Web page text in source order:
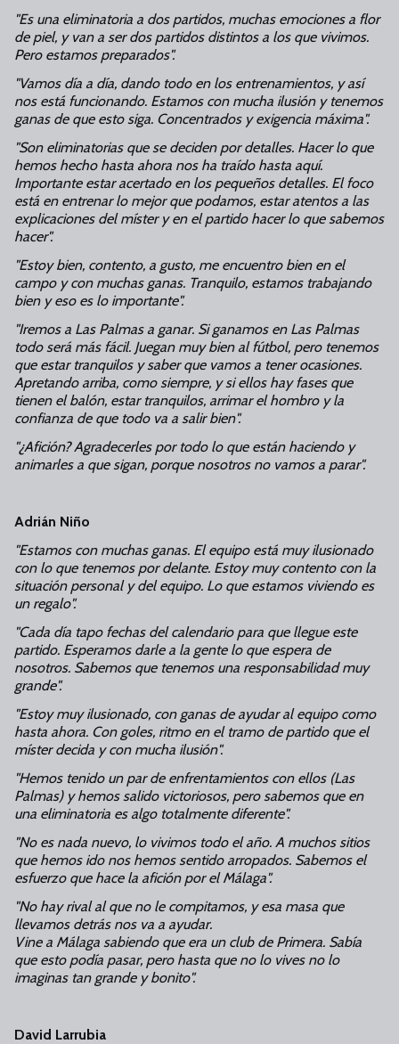
"Es una eliminatoria a dos partidos, muchas emociones a flor
de piel, y van a ser dos partidos distintos a los que vivimos.
Pero estamos preparados".
"Vamos día a día, dando todo en los entrenamientos, y así
nos está funcionando. Estamos con mucha ilusión y tenemos
ganas de que esto siga. Concentrados y exigencia máxima".
"Son eliminatorias que se deciden por detalles. Hacer lo que
hemos hecho hasta ahora nos ha traído hasta aquí.
Importante estar acertado en los pequeños detalles. El foco
está en entrenar lo mejor que podamos, estar atentos a las
explicaciones del míster y en el partido hacer lo que sabemos
hacer".
"Estoy bien, contento, a gusto, me encuentro bien en el
campo y con muchas ganas. Tranquilo, estamos trabajando
bien y eso es lo importante".
"Iremos a Las Palmas a ganar. Si ganamos en Las Palmas
todo será más fácil. Juegan muy bien al fútbol, pero tenemos
que estar tranquilos y saber que vamos a tener ocasiones.
Apretando arriba, como siempre, y si ellos hay fases que
tienen el balón, estar tranquilos, arrimar el hombro y la
confianza de que todo va a salir bien".
"¿Afición? Agradecerles por todo lo que están haciendo y
animarles a que sigan, porque nosotros no vamos a parar".
Adrián Niño
"Estamos con muchas ganas. El equipo está muy ilusionado
con lo que tenemos por delante. Estoy muy contento con la
situación personal y del equipo. Lo que estamos viviendo es
un regalo".
"Cada día tapo fechas del calendario para que llegue este
partido. Esperamos darle a la gente lo que espera de
nosotros. Sabemos que tenemos una responsabilidad muy
grande".
"Estoy muy ilusionado, con ganas de ayudar al equipo como
hasta ahora. Con goles, ritmo en el tramo de partido que el
míster decida y con mucha ilusión".
"Hemos tenido un par de enfrentamientos con ellos (Las
Palmas) y hemos salido victoriosos, pero sabemos que en
una eliminatoria es algo totalmente diferente".
"No es nada nuevo, lo vivimos todo el año. A muchos sitios
que hemos ido nos hemos sentido arropados. Sabemos el
esfuerzo que hace la afición por el Málaga".
"No hay rival al que no le compitamos, y esa masa que
llevamos detrás nos va a ayudar.
Vine a Málaga sabiendo que era un club de Primera. Sabía
que esto podía pasar, pero hasta que no lo vives no lo
imaginas tan grande y bonito".
David Larrubia